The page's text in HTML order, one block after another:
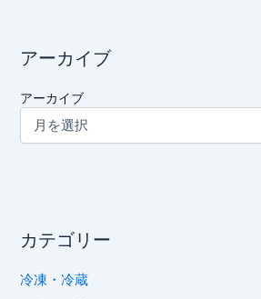
アーカイブ
アーカイブ
カテゴリー
冷凍・冷蔵